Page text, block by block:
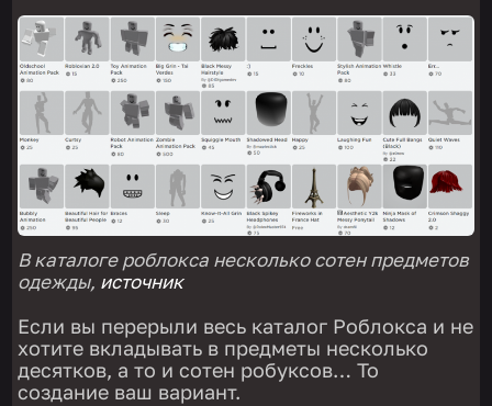
В каталоге роблокса несколько сотен предметов
одежды, источник
Если вы перерыли весь каталог Роблокса и не
хотите вкладывать в предметы несколько
десятков, а то и сотен робуксов… То
создание ваш вариант.